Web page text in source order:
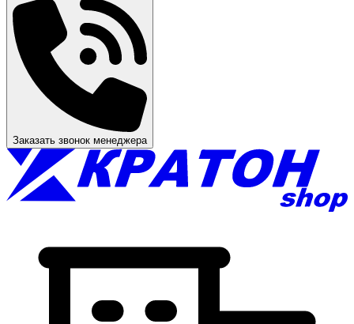
Заказать звонок менеджера